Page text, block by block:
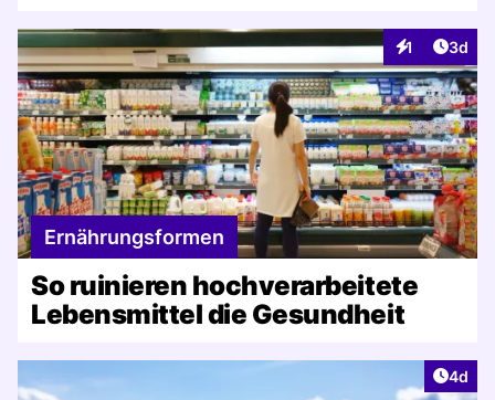
1
Interaktionen
3d
Ernährungsformen
So ruinieren hochverarbeitete
Lebensmittel die Gesundheit
4d